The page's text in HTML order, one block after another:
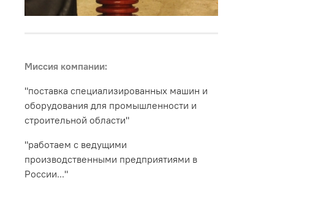
Миссия компании:
"поставка специализированных машин и
оборудования для промышленности и
строительной области"
"работаем с ведущими
производственными предприятиями в
России..."